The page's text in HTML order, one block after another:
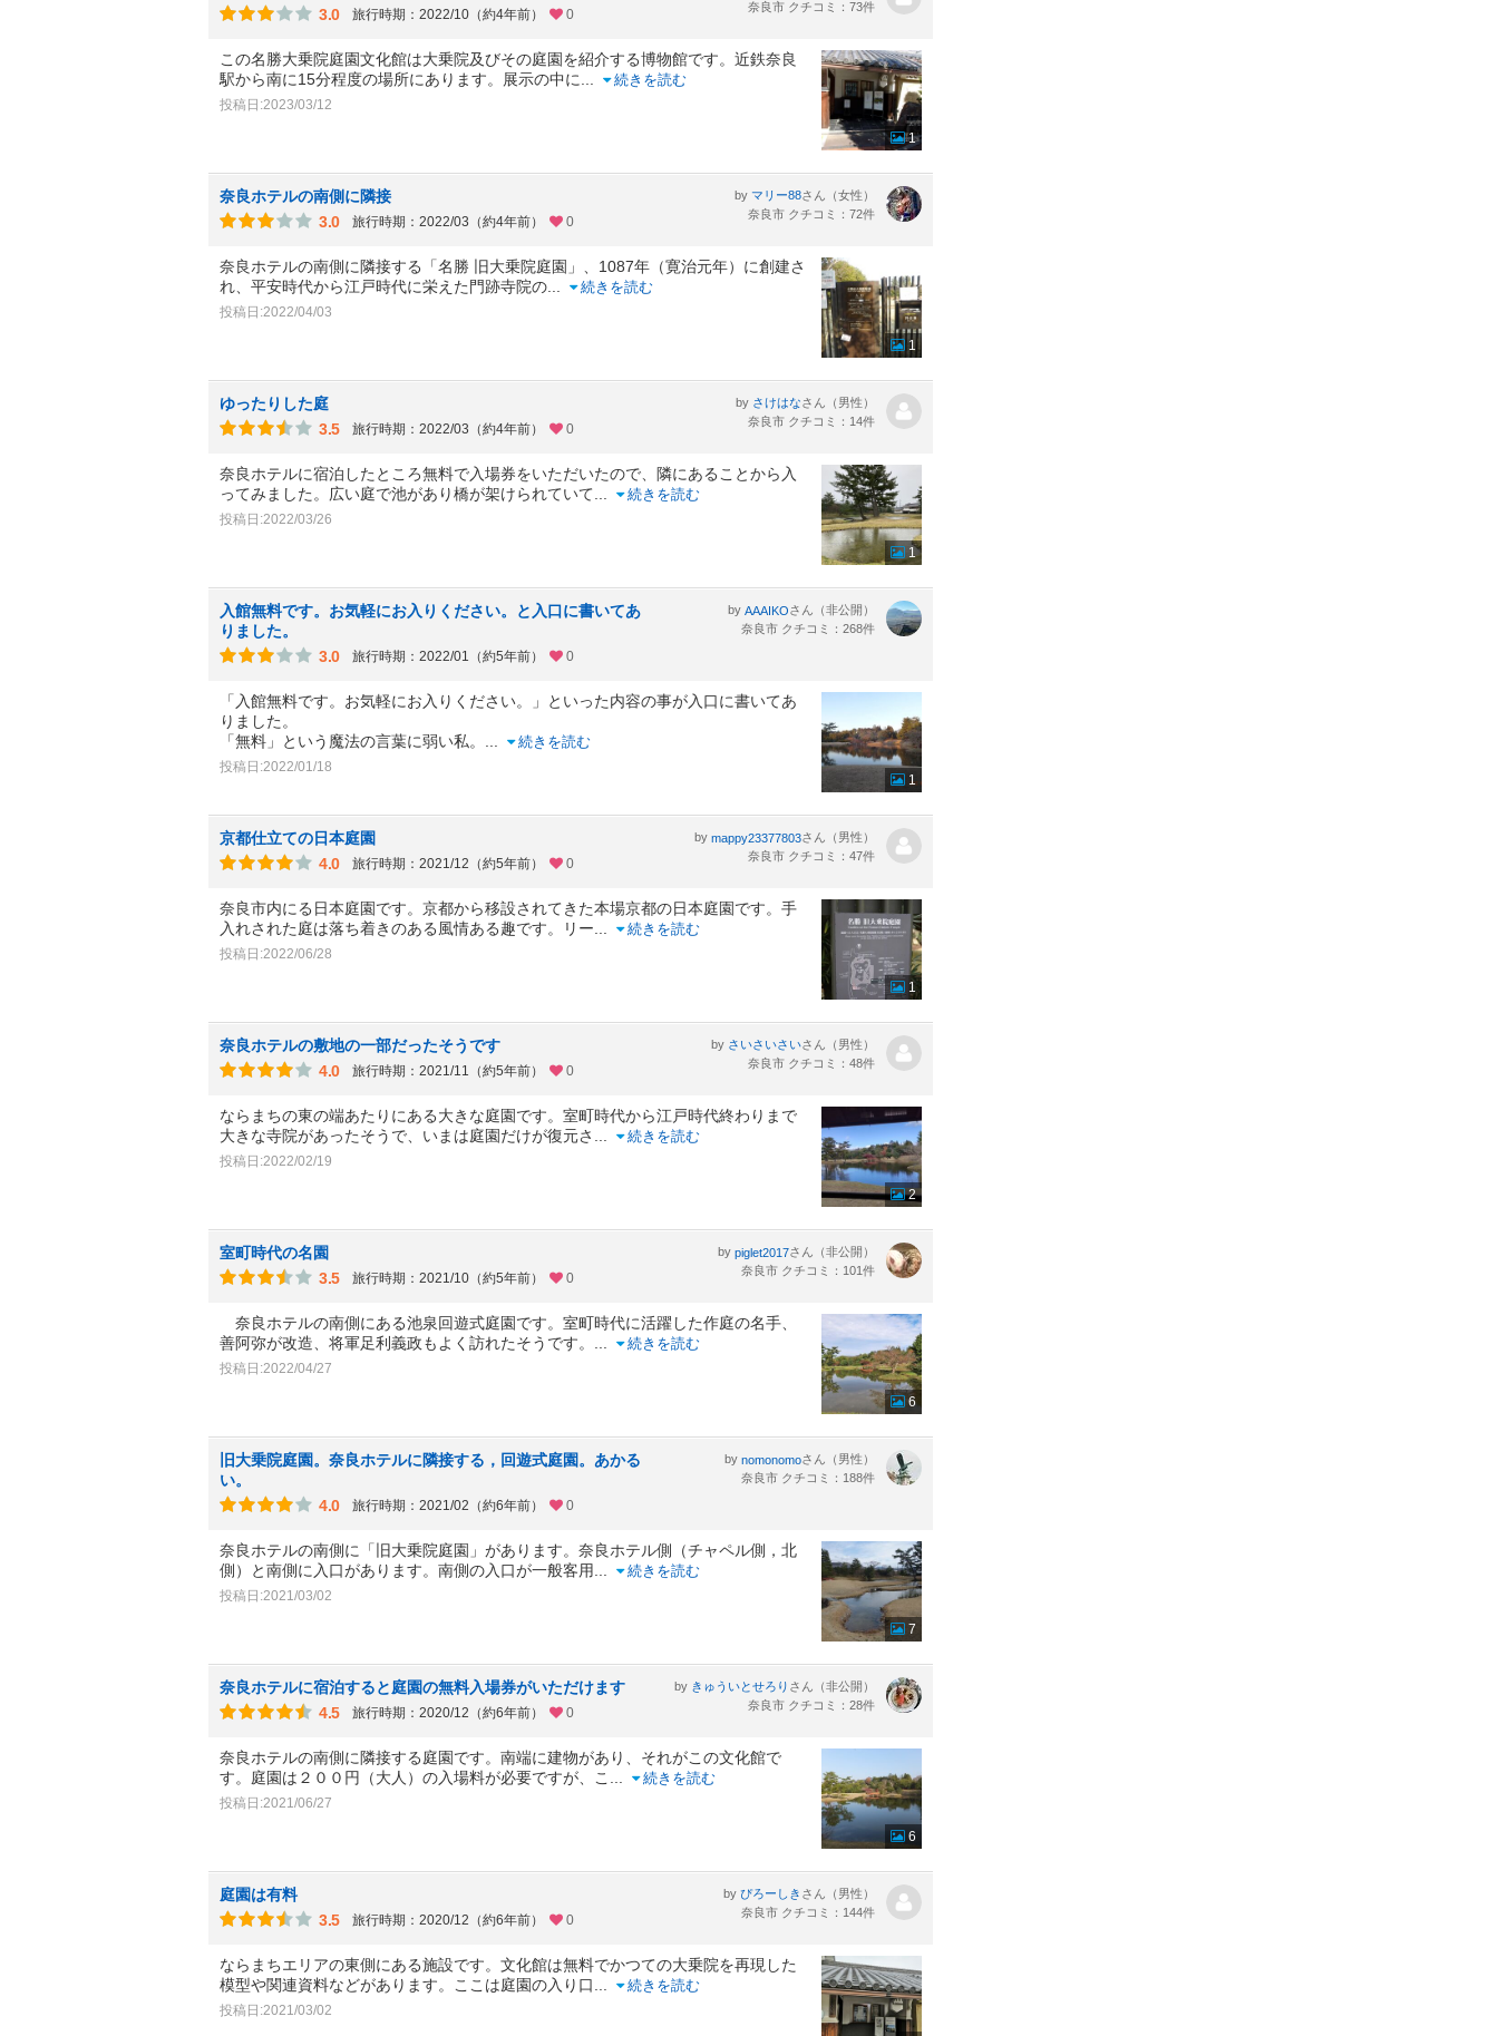
3.0
旅行時期：2022/10（約4年前） 0
奈良市 クチコミ：73件
この名勝大乗院庭園文化館は大乗院及びその庭園を紹介する博物館です。近鉄奈良
駅から南に15分程度の場所にあります。展示の中に
続きを読む
投稿日:2023/03/12
1
奈良ホテルの南側に隣接
3.0
旅行時期：2022/03（約4年前） 0
by マリー88さん（女性）
奈良市 クチコミ：72件
奈良ホテルの南側に隣接する「名勝 旧大乗院庭園」、1087年（寛治元年）に創建さ
れ、平安時代から江戸時代に栄えた門跡寺院の
続きを読む
投稿日:2022/04/03
1
ゆったりした庭
3.5
旅行時期：2022/03（約4年前） 0
by さけはなさん（男性）
奈良市 クチコミ：14件
奈良ホテルに宿泊したところ無料で入場券をいただいたので、隣にあることから入
ってみました。広い庭で池があり橋が架けられていて
続きを読む
投稿日:2022/03/26
1
入館無料です。お気軽にお入りください。と入口に書いてあ
りました。
3.0
旅行時期：2022/01（約5年前） 0
by AAAIKOさん（非公開）
奈良市 クチコミ：268件
「入館無料です。お気軽にお入りください。」といった内容の事が入口に書いてあ
りました。
「無料」という魔法の言葉に弱い私。
続きを読む
投稿日:2022/01/18
1
京都仕立ての日本庭園
4.0
旅行時期：2021/12（約5年前） 0
by mappy23377803さん（男性）
奈良市 クチコミ：47件
奈良市内にる日本庭園です。京都から移設されてきた本場京都の日本庭園です。手
入れされた庭は落ち着きのある風情ある趣です。リー
続きを読む
投稿日:2022/06/28
1
奈良ホテルの敷地の一部だったそうです
4.0
旅行時期：2021/11（約5年前） 0
by さいさいさいさん（男性）
奈良市 クチコミ：48件
ならまちの東の端あたりにある大きな庭園です。室町時代から江戸時代終わりまで
大きな寺院があったそうで、いまは庭園だけが復元さ
続きを読む
投稿日:2022/02/19
2
室町時代の名園
3.5
旅行時期：2021/10（約5年前） 0
by piglet2017さん（非公開）
奈良市 クチコミ：101件
奈良ホテルの南側にある池泉回遊式庭園です。室町時代に活躍した作庭の名手、
善阿弥が改造、将軍足利義政もよく訪れたそうです。
続きを読む
投稿日:2022/04/27
6
旧大乗院庭園。奈良ホテルに隣接する，回遊式庭園。あかる
い。
4.0
旅行時期：2021/02（約6年前） 0
by nomonomoさん（男性）
奈良市 クチコミ：188件
奈良ホテルの南側に「旧大乗院庭園」があります。奈良ホテル側（チャペル側，北
側）と南側に入口があります。南側の入口が一般客用
続きを読む
投稿日:2021/03/02
7
奈良ホテルに宿泊すると庭園の無料入場券がいただけます
4.5
旅行時期：2020/12（約6年前） 0
by きゅういとせろり さん（非公開）
奈良市 クチコミ：28件
奈良ホテルの南側に隣接する庭園です。南端に建物があり、それがこの文化館で
す。庭園は２００円（大人）の入場料が必要ですが、こ
続きを読む
投稿日:2021/06/27
6
庭園は有料
3.5
旅行時期：2020/12（約6年前） 0
by ぴろーしき さん（男性）
奈良市 クチコミ：144件
ならまちエリアの東側にある施設です。文化館は無料でかつての大乗院を再現した
模型や関連資料などがあります。ここは庭園の入り口
続きを読む
投稿日:2021/03/02